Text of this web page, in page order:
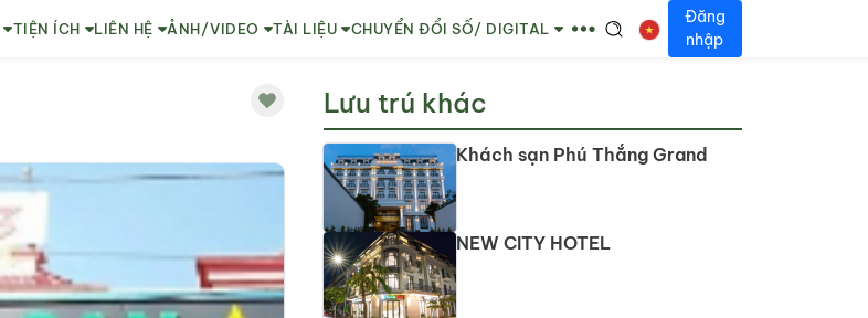
TIỆN ÍCH LIÊN HỆ ẢNH/VIDEO TÀI LIỆU CHUYỂN ĐỔI SỐ/ DIGITAL
Đăng
nhập
Lưu trú khác
Khách sạn Phú Thắng Grand
NEW CITY HOTEL